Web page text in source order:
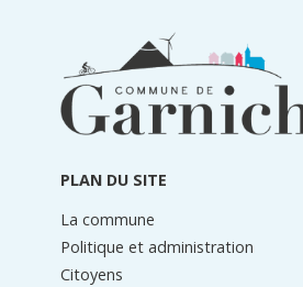
Informations
PLAN DU SITE
La commune
Politique et administration
Citoyens